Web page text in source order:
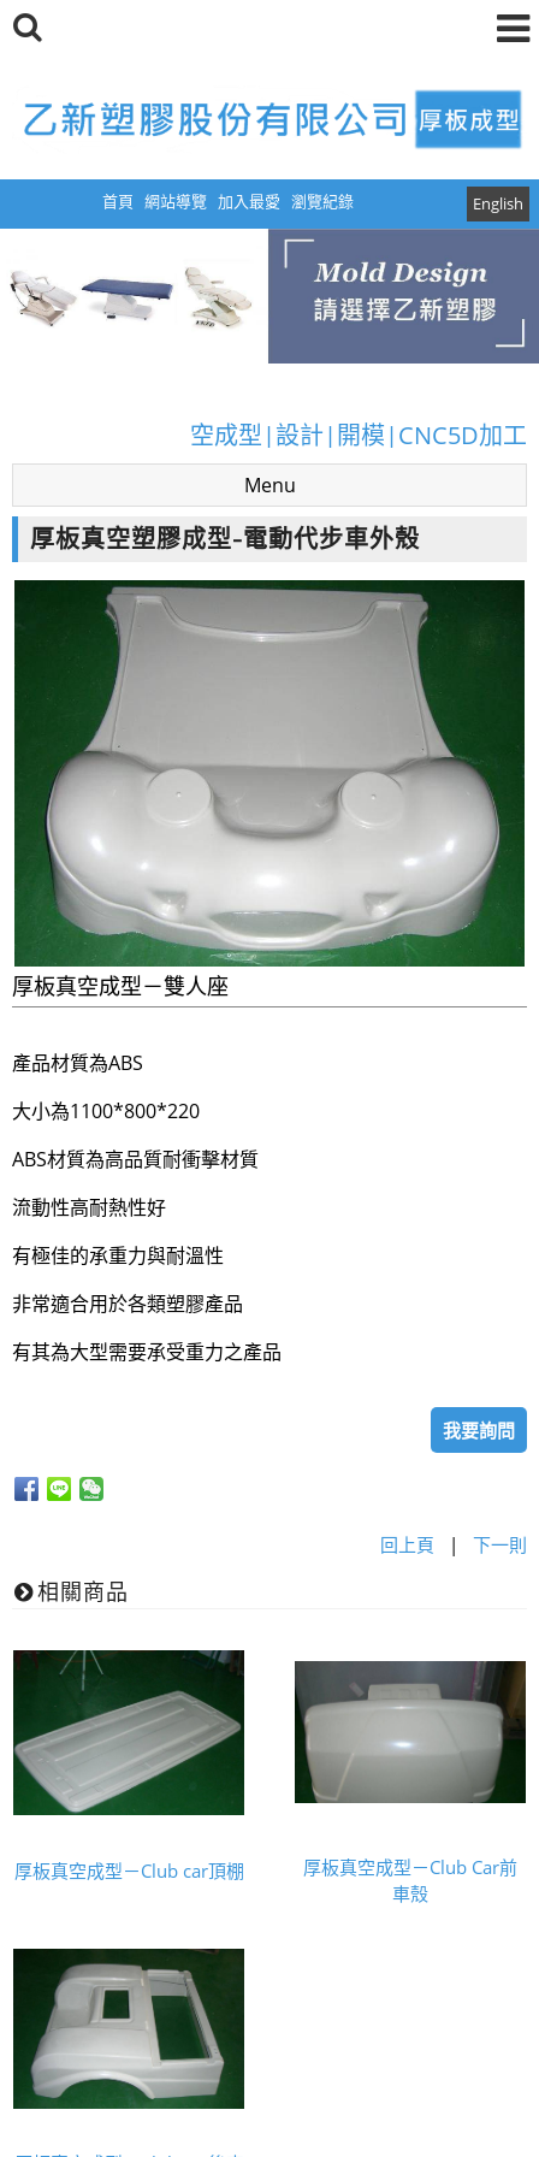
首頁 網站導覽 加入最愛 English
瀏覽紀錄
厚板真空成型|真空成型模具|塑膠真空成型|真
空成型|設計|開模|CNC5D加工
厚板真空成型|真空成型模具|塑膠真空成型|真
空成型|設計|開模|CNC5D加工
Menu
厚板真空塑膠成型-電動代步車外殼
厚板真空成型－雙人座
產品材質為ABS
大小為1100*800*220
ABS材質為高品質耐衝擊材質
流動性高耐熱性好
有極佳的承重力與耐溫性
非常適合用於各類塑膠產品
有其為大型需要承受重力之產品
我要詢問
回上頁 | 下一則
相關商品
厚板真空成型－Club car頂棚
厚板真空成型－Club Car前
車殼